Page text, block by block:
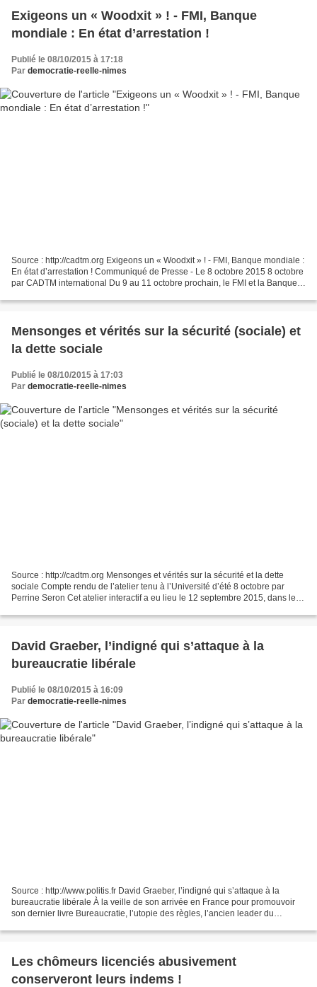
Exigeons un « Woodxit » ! - FMI, Banque
mondiale : En état d’arrestation !
Publié le 08/10/2015 à 17:18
Par democratie-reelle-nimes
Source : http://cadtm.org Exigeons un « Woodxit » ! - FMI, Banque mondiale :
En état d’arrestation ! Communiqué de Presse - Le 8 octobre 2015 8 octobre
par CADTM international Du 9 au 11 octobre prochain, le FMI et la Banque
Mensonges et vérités sur la sécurité (sociale) et
la dette sociale
Publié le 08/10/2015 à 17:03
Par democratie-reelle-nimes
Source : http://cadtm.org Mensonges et vérités sur la sécurité et la dette
sociale Compte rendu de l’atelier tenu à l’Université d’été 8 octobre par
Perrine Seron Cet atelier interactif a eu lieu le 12 septembre 2015, dans le
David Graeber, l’indigné qui s’attaque à la
bureaucratie libérale
Publié le 08/10/2015 à 16:09
Par democratie-reelle-nimes
Source : http://www.politis.fr David Graeber, l’indigné qui s’attaque à la
bureaucratie libérale À la veille de son arrivée en France pour promouvoir
son dernier livre Bureaucratie, l’utopie des règles, l’ancien leader du
Les chômeurs licenciés abusivement
conserveront leurs indems !